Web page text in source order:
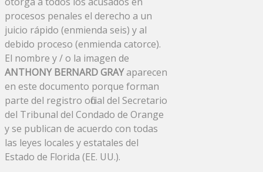
procesos penales el derecho a un
juicio rápido (enmienda seis) y al
debido proceso (enmienda catorce).
El nombre y / o la imagen de
ANTHONY BERNARD GRAYaparecen
en este documento porque forman
parte del registro oficial del Secretario
del Tribunal del Condado de Orange
y se publican de acuerdo con todas
las leyes locales y estatales del
Estado de Florida (EE. UU.).